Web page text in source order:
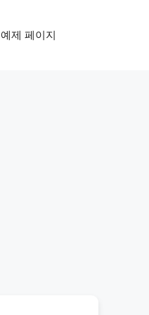
예제 페이지